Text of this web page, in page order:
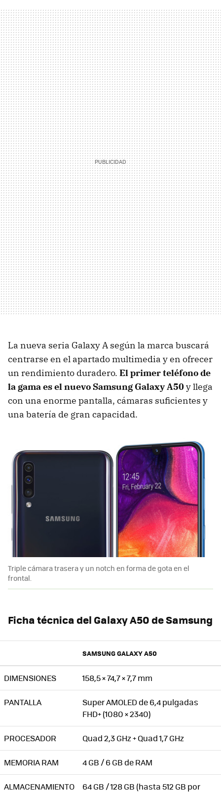
La nueva seria Galaxy A según la marca buscará
centrarse en el apartado multimedia y en ofrecer
un rendimiento duradero. El primer teléfono de
la gama es el nuevo Samsung Galaxy A50y llega
con una enorme pantalla, cámaras suficientes y
una batería de gran capacidad.
Triple cámara trasera y un notch en forma de gota en el
frontal.
Ficha técnica del Galaxy A50 de Samsung
SAMSUNG GALAXY A50
DIMENSIONES 158,5 × 74,7 × 7,7 mm
PANTALLA
Super AMOLED de 6,4 pulgadas
FHD+ (1080 × 2340)
PROCESADOR Quad 2,3 GHz + Quad 1,7 GHz
MEMORIA RAM 4 GB / 6 GB de RAM
ALMACENAMIENTO
64 GB / 128 GB (hasta 512 GB por